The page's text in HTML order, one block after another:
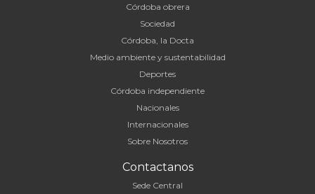
Córdoba obrera
Sociedad
Córdoba, la Docta
Medio ambiente y sustentabilidad
Deportes
Córdoba independiente
Nacionales
Internacionales
Sobre Nosotros
Contactanos
Sede Central